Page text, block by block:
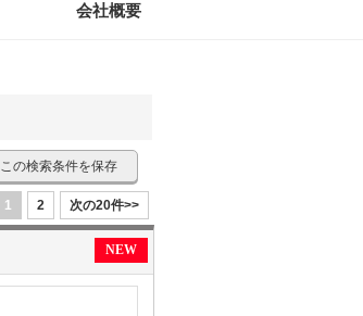
会社概要
この検索条件を保存
1 2 次の20件>>
NEW